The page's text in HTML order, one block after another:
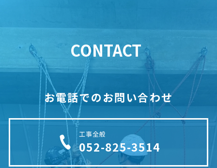
CONTACT
お電話でのお問い合わせ
工事全般
052-825-3514